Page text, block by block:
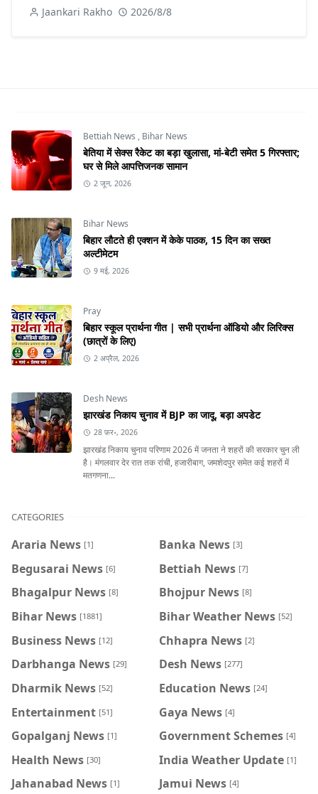
Jaankari Rakho 2026/8/8
Bettiah News , Bihar News
बेतिया में सेक्स रैकेट का बड़ा खुलासा, मां-बेटी समेत 5 गिरफ्तार;
घर से मिले आपत्तिजनक सामान
2 जून, 2026
Bihar News
बिहार लौटते ही एक्शन में केके पाठक, 15 दिन का सख्त
अल्टीमेटम
9 मई, 2026
Pray
बिहार स्कूल प्रार्थना गीत | सभी प्रार्थना ऑडियो और लिरिक्स
(छात्रों के लिए)
2 अप्रैल, 2026
Desh News
झारखंड निकाय चुनाव में BJP का जादू, बड़ा अपडेट
28 फ़र॰, 2026
झारखंड निकाय चुनाव परिणाम 2026 में जनता ने शहरों की सरकार चुन ली
है। मंगलवार देर रात तक रांची, हजारीबाग, जमशेदपुर समेत कई शहरों में
मतगणना...
CATEGORIES
Araria News [1] Banka News [3]
Begusarai News [6] Bettiah News [7]
Bhagalpur News [8] Bhojpur News [8]
Bihar News [1881] Bihar Weather News [52]
Business News [12] Chhapra News [2]
Darbhanga News [29] Desh News [277]
Dharmik News [52] Education News [24]
Entertainment [51] Gaya News [4]
Gopalganj News [1] Government Schemes [4]
Health News [30] India Weather Update [1]
Jahanabad News [1] Jamui News [4]